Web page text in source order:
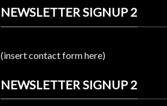
NEWSLETTER SIGNUP 2
(insert contact form here)
NEWSLETTER SIGNUP 2